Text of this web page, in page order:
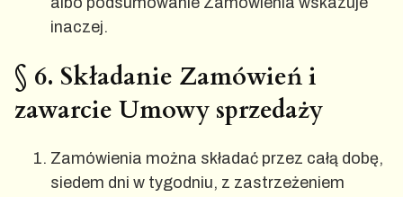
inaczej.
§ 6. Składanie Zamówień i
zawarcie Umowy sprzedaży
Zamówienia można składać przez całą dobę,
siedem dni w tygodniu, z zastrzeżeniem